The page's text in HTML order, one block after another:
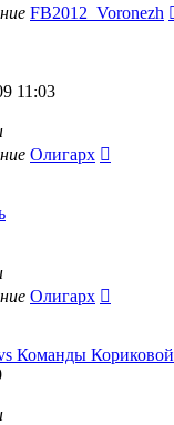
FB2012_Voronezh
11:03
Олигарх
Олигарх
Команды Кориковой